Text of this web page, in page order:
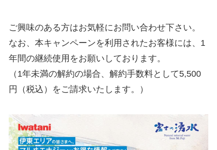
ご興味のある方はお気軽にお問い合わせ下さい。
なお、本キャンペーンを利用されたお客様には、1
年間の継続使用をお願いしております。
（1年未満の解約の場合、解約手数料として5,500
円（税込）をご請求いたします。）